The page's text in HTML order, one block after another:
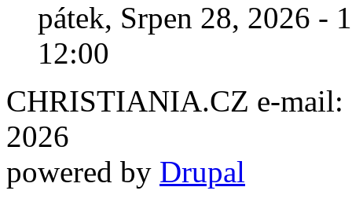
pátek, Srpen 28, 2026 -
12:00
CHRISTIANIA.CZ e-mail:
2026
powered by Drupal